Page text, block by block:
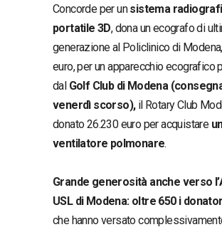
Concorde per unsistema
portatile 3D, dona un ecografo di
generazione al Policlinico di
euro, per un apparecchio ecografico
dal Golf Club di Modena
venerdì scorso), il Rotary Club
donato 26.230 euro per acquistare
ventilatore polmonare.
Grande generosità anche verso
USL di Modena: oltre 650 i
che hanno versato